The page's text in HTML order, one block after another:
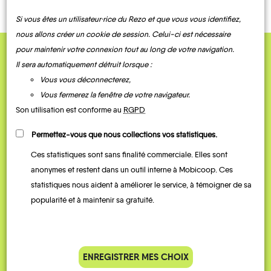
QUELQUES
Témoignages
parking de la gare est toujours
complet alors j’ai testé Rezo
Si vous êtes un utilisateur·rice du Rezo et que vous vous identifiez,
nous allons créer un cookie de session. Celui-ci est nécessaire
pour maintenir votre connexion tout au long de votre navigation.
Il sera automatiquement détruit lorsque :
Vous vous déconnecterez,
Vous fermerez la fenêtre de votre navigateur.
Son utilisation est conforme au RGPD
Permettez-vous que nous collections vos statistiques.
Ces statistiques sont sans finalité commerciale. Elles sont
anonymes et restent dans un outil interne à Mobicoop. Ces
statistiques nous aident à améliorer le service, à témoigner de sa
popularité et à maintenir sa gratuité.
ENREGISTRER MES CHOIX